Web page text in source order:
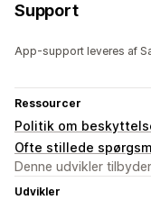
Support
App-support leveres af
Ressourcer
Politik om
Ofte stillede
Denne udvikler
Udvikler